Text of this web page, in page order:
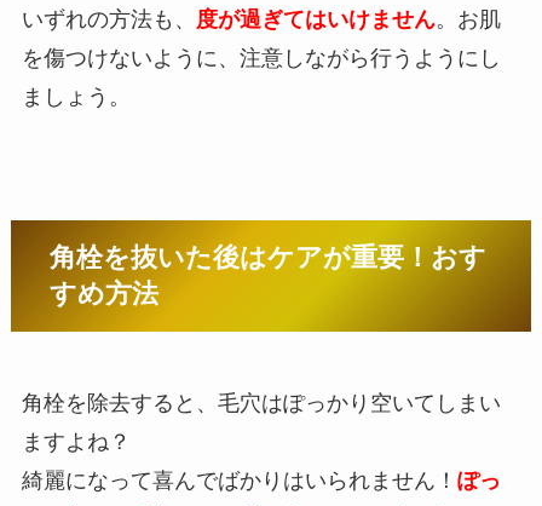
いずれの方法も、 度が過ぎてはいけません。お肌
を傷つけないように、注意しながら行うようにし
ましょう。
角栓を抜いた後はケアが重要！おす
すめ方法
角栓を除去すると、毛穴はぽっかり空いてしまい
ますよね？
綺麗になって喜んでばかりはいられません！ ぽっ